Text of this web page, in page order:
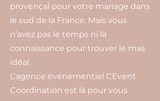
provençal pour votre mariage dans
le sud de la France, Mais vous
n’avez pas le temps ni la
connaissance pour trouver le mas
idéal.
L’agence événementiel CEvent
Coordination est là pour vous